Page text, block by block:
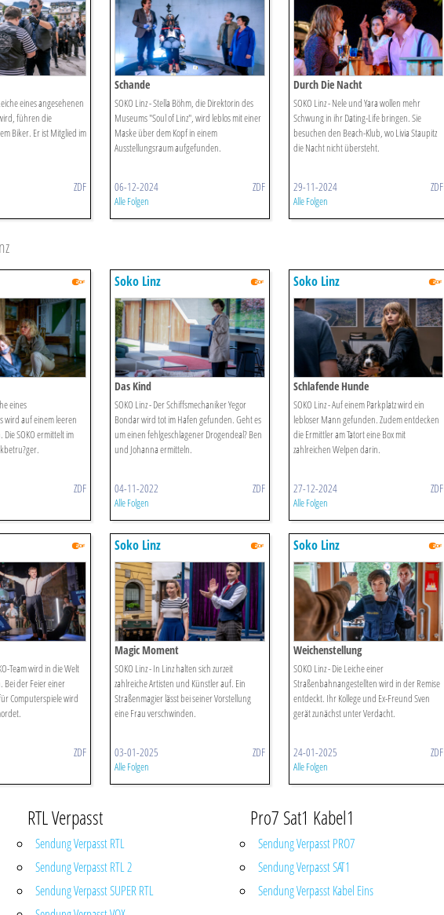
eines angesehenen
führen die
Biker. Er ist Mitglied im
ZDF
Schande
SOKO Linz - Stella Böhm, die Direktorin des
Museums "Soul of Linz", wird leblos mit einer
Maske über dem Kopf in einem
Ausstellungsraum aufgefunden.
06-12-2024 ZDF
Alle Folgen
Durch Die Nacht
SOKO Linz - Nele und Yara wollen mehr
Schwung in ihr Dating-Life bringen. Sie
besuchen den Beach-Klub, wo Livia Staupitz
die Nacht nicht übersteht.
29-11-2024 ZDF
Alle Folgen
eines
wird auf einem leeren
SOKO ermittelt im
ZDF
Soko Linz
Das Kind
SOKO Linz - Der Schiffsmechaniker Yegor
Bondar wird tot im Hafen gefunden. Geht es
um einen fehlgeschlagener Drogendeal? Ben
und Johanna ermitteln.
04-11-2022 ZDF
Alle Folgen
Soko Linz
Schlafende Hunde
SOKO Linz - Auf einem Parkplatz wird ein
lebloser Mann gefunden. Zudem entdecken
die Ermittler am Tatort eine Box mit
zahlreichen Welpen darin.
27-12-2024 ZDF
Alle Folgen
Team wird in die Welt
Bei der Feier einer
Computerspiele wird
ZDF
Soko Linz
Magic Moment
SOKO Linz - In Linz halten sich zurzeit
zahlreiche Artisten und Künstler auf. Ein
Straßenmagier lässt bei seiner Vorstellung
eine Frau verschwinden.
03-01-2025 ZDF
Alle Folgen
Soko Linz
Weichenstellung
SOKO Linz - Die Leiche einer
Straßenbahnangestellten wird in der Remise
entdeckt. Ihr Kollege und Ex-Freund Sven
gerät zunächst unter Verdacht.
24-01-2025 ZDF
Alle Folgen
RTL Verpasst
Sendung Verpasst RTL
Sendung Verpasst RTL 2
Sendung Verpasst SUPER RTL
Pro7 Sat1 Kabel1
Sendung Verpasst PRO7
Sendung Verpasst SAT1
Sendung Verpasst Kabel Eins